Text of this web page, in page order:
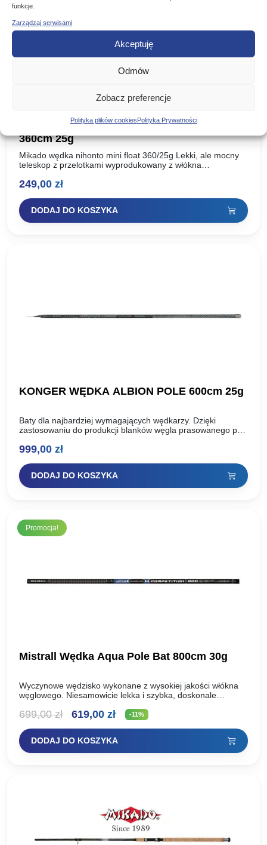
funkcje.
Zarządzaj serwisami
Akceptuję
Odmów
Zobacz preferencje
Polityka plików cookiesPolityka Prywatności
MIKADO WĘDKA NIHONTO MINI FLOAT
360cm 25g
Mikado wędka nihonto mini float 360/25g Lekki, ale mocny
teleskop z przelotkami wyprodukowany z włókna
charakteryzuje się specyficzną,…
249,00 zł
DODAJ DO KOSZYKA
KONGER WĘDKA ALBION POLE 600cm 25g
Baty dla najbardziej wymagających wędkarzy. Dzięki
zastosowaniu do produkcji blanków węgla prasowanego pod
wybitnie szczytową akcję oraz nieporównywalną…
999,00 zł
DODAJ DO KOSZYKA
Promocja!
Mistrall Wędka Aqua Pole Bat 800cm 30g
Wyczynowe wędzisko wykonane z wysokiej jakości włókna
węglowego. Niesamowicie lekka i szybka, doskonale
wygodnym podczas łowienia bez…
699,00zł
Pierwotna
cena
wynosiła:
619,00 złAktualna
cena
wynosi:
-11%
DODAJ DO KOSZYKA